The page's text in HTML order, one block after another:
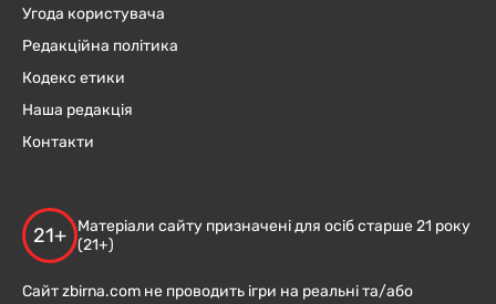
Угода користувача
Редакційна політика
Кодекс етики
Наша редакція
Контакти
21+
Матеріали сайту призначені для осіб старше 21 року
(21+)
Сайт zbirna.com не проводить ігри на реальні та/або